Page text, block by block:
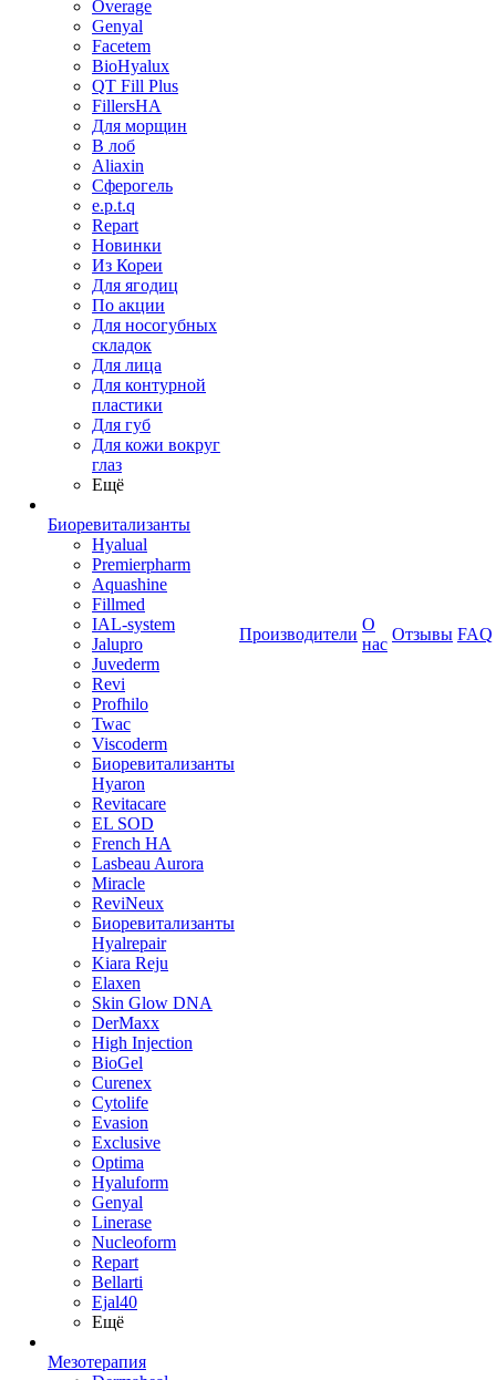
Overage
Genyal
Facetem
BioHyalux
QT Fill Plus
FillersHA
Для морщин
В лоб
Aliaxin
Сферогель
e.p.t.q
Repart
Новинки
Из Кореи
Для ягодиц
По акции
Для носогубных
складок
Для лица
Для контурной
пластики
Для губ
Для кожи вокруг
глаз
Ещё
Биоревитализанты
Hyalual
Premierpharm
Aquashine
Fillmed
IAL-system
Jalupro
Juvederm
Revi
Profhilo
Twac
Viscoderm
Биоревитализанты
Hyaron
Revitacare
EL SOD
French HA
Lasbeau Aurora
Miracle
ReviNeux
Биоревитализанты
Hyalrepair
Kiara Reju
Elaxen
Skin Glow DNA
DerMaxx
High Injection
BioGel
Curenex
Cytolife
Evasion
Exclusive
Optima
Hyaluform
Genyal
Linerase
Nucleoform
Repart
Bellarti
Ejal40
Ещё
Мезотерапия
Производители
О
нас
Отзывы FAQ